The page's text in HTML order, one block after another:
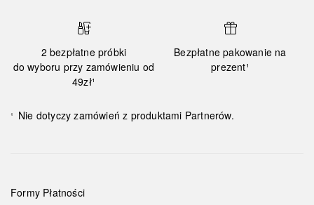
2 bezpłatne próbki
do wyboru przy zamówieniu od
49zł¹
Bezpłatne pakowanie na
prezent¹
¹ Nie dotyczy zamówień z produktami Partnerów.
Formy Płatności